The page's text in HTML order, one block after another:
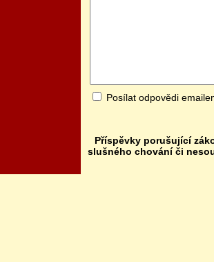
Posílat odpovědi
Příspěvky porušující
slušného chování či